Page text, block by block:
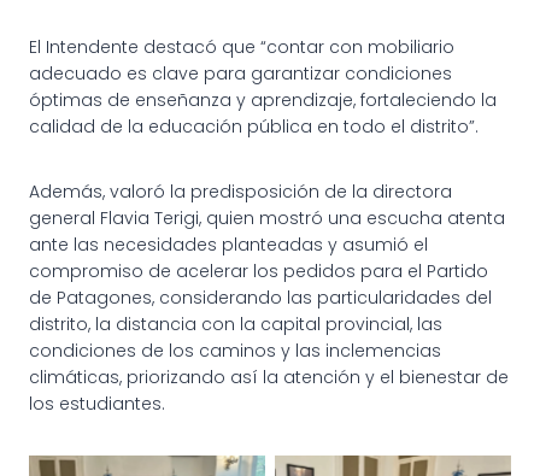
El Intendente destacó que “contar con mobiliario
adecuado es clave para garantizar condiciones
óptimas de enseñanza y aprendizaje, fortaleciendo la
calidad de la educación pública en todo el distrito”.
Además, valoró la predisposición de la directora
general Flavia Terigi, quien mostró una escucha atenta
ante las necesidades planteadas y asumió el
compromiso de acelerar los pedidos para el Partido
de Patagones, considerando las particularidades del
distrito, la distancia con la capital provincial, las
condiciones de los caminos y las inclemencias
climáticas, priorizando así la atención y el bienestar de
los estudiantes.